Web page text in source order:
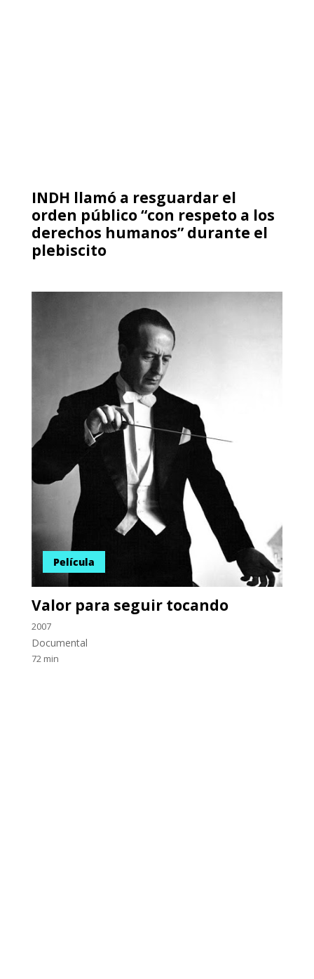
INDH llamó a resguardar el
orden público “con respeto a los
derechos humanos” durante el
plebiscito
Película
Valor para seguir tocando
2007
Documental
72 min